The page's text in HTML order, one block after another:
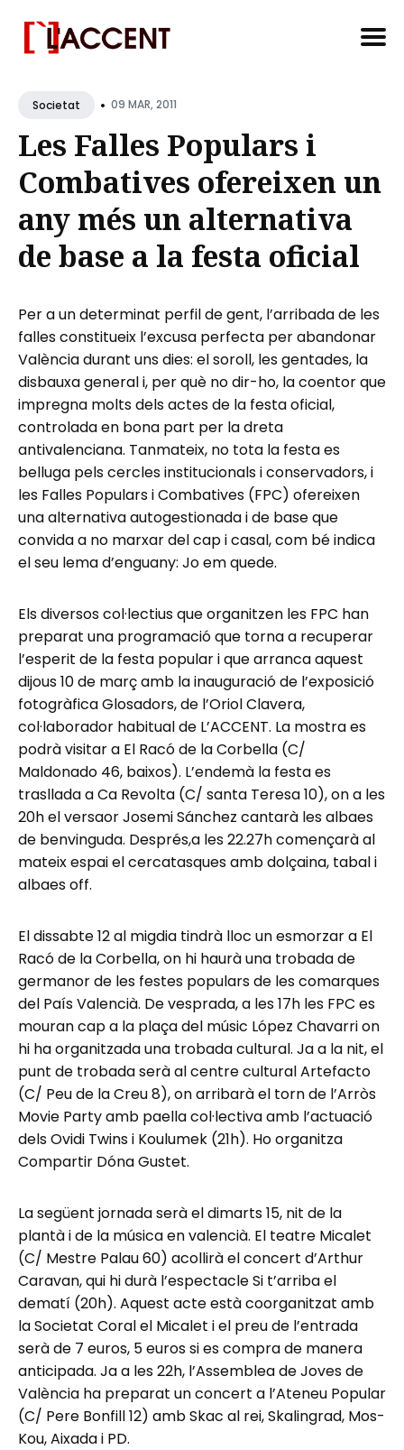
forSocietat • 09 MAR, 2011
Les Falles Populars i
Combatives ofereixen un
any més un alternativa
de base a la festa oficial
Per a un determinat perfil de gent, l’arribada de les
falles constitueix l’excusa perfecta per abandonar
València durant uns dies: el soroll, les gentades, la
disbauxa general i, per què no dir-ho, la coentor que
impregna molts dels actes de la festa oficial,
controlada en bona part per la dreta
antivalenciana. Tanmateix, no tota la festa es
belluga pels cercles institucionals i conservadors, i
les Falles Populars i Combatives (FPC) ofereixen
una alternativa autogestionada i de base que
convida a no marxar del cap i casal, com bé indica
el seu lema d’enguany: Jo em quede.
Els diversos col·lectius que organitzen les FPC han
preparat una programació que torna a recuperar
l’esperit de la festa popular i que arranca aquest
dijous 10 de març amb la inauguració de l’exposició
fotogràfica Glosadors, de l’Oriol Clavera,
col·laborador habitual de L’ACCENT. La mostra es
podrà visitar a El Racó de la Corbella (C/
Maldonado 46, baixos). L’endemà la festa es
trasllada a Ca Revolta (C/ santa Teresa 10), on a les
20h el versaor Josemi Sánchez cantarà les albaes
de benvinguda. Després,a les 22.27h començarà al
mateix espai el cercatasques amb dolçaina, tabal i
albaes off.
El dissabte 12 al migdia tindrà lloc un esmorzar a El
Racó de la Corbella, on hi haurà una trobada de
germanor de les festes populars de les comarques
del País Valencià. De vesprada, a les 17h les FPC es
mouran cap a la plaça del músic López Chavarri on
hi ha organitzada una trobada cultural. Ja a la nit, el
punt de trobada serà al centre cultural Artefacto
(C/ Peu de la Creu 8), on arribarà el torn de l’Arròs
Movie Party amb paella col·lectiva amb l’actuació
dels Ovidi Twins i Koulumek (21h). Ho organitza
Compartir Dóna Gustet.
La següent jornada serà el dimarts 15, nit de la
plantà i de la música en valencià. El teatre Micalet
(C/ Mestre Palau 60) acollirà el concert d’Arthur
Caravan, qui hi durà l’espectacle Si t’arriba el
dematí (20h). Aquest acte està coorganitzat amb
la Societat Coral el Micalet i el preu de l’entrada
serà de 7 euros, 5 euros si es compra de manera
anticipada. Ja a les 22h, l’Assemblea de Joves de
València ha preparat un concert a l’Ateneu Popular
(C/ Pere Bonfill 12) amb Skac al rei, Skalingrad, Mos-
Kou, Aixada i PD.